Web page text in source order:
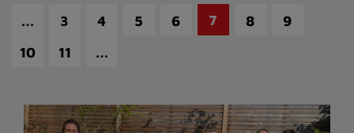
… 3 4 5 6 7 8
9
10
11 …